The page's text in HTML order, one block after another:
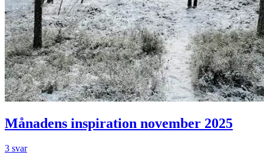
Månadens inspiration november 2025
3 svar